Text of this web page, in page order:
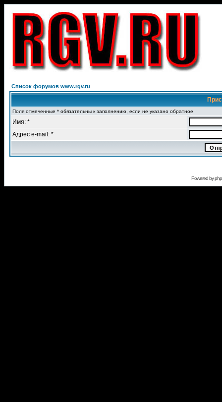
Список форумов www.rgv.ru
Поля отмеченные * обязательны к заполнению, если не указано обратное
Имя: *
Адрес e-mail: *
Powered by